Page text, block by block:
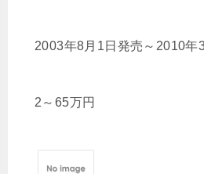
2003年8月1日発売～2010年
2 ～ 65万円